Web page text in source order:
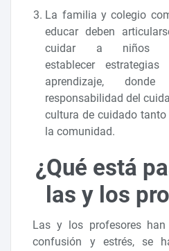
La familia y colegio
educar deben
cuidar a niños
establecer
aprendizaje,
responsabilidad del
cultura de cuidado
la comunidad.
¿Qué está
las y los
Las y los profesores
confusión y estrés, se